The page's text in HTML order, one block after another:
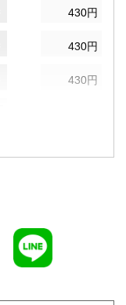
430円
430円
430円